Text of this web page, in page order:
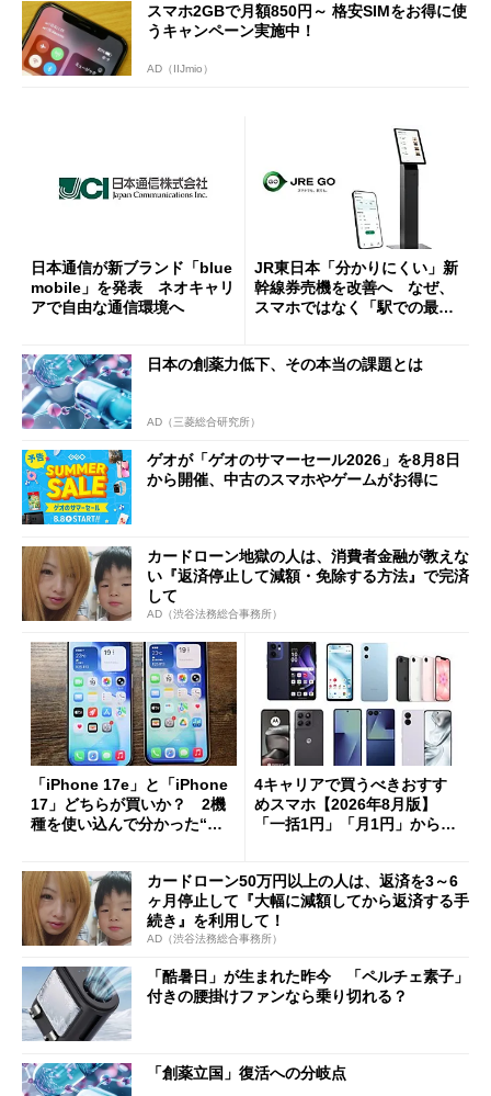
スマホ2GBで月額850円～ 格安SIMをお得に使
うキャンペーン実施中！
AD（IIJmio）
日本通信が新ブランド「blue
mobile」を発表 ネオキャリ
アで自由な通信環境へ
JR東日本「分かりにくい」新
幹線券売機を改善へ なぜ、
スマホではなく「駅での最短
日本の創薬力低下、その本当の課題とは
AD（三菱総合研究所）
ゲオが「ゲオのサマーセール2026」を8月8日
から開催、中古のスマホやゲームがお得に
カードローン地獄の人は、消費者金融が教えな
い『返済停止して減額・免除する方法』で完済
して
AD（渋谷法務総合事務所）
「iPhone 17e」と「iPhone
17」どちらが買いか？ 2機
種を使い込んで分かった“ス
4キャリアで買うべきおすす
めスマホ【2026年8月版】
「一括1円」「月1円」からお
カードローン50万円以上の人は、返済を3～6
ヶ月停止して『大幅に減額してから返済する手
続き』を利用して！
AD（渋谷法務総合事務所）
「酷暑日」が生まれた昨今 「ペルチェ素子」
付きの腰掛けファンなら乗り切れる？
「創薬立国」復活への分岐点